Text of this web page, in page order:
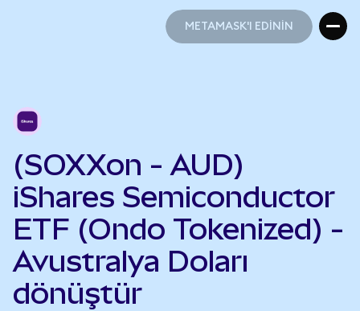
METAMASK'I EDİNİN
(SOXXon - AUD)
iShares Semiconductor
ETF (Ondo Tokenized) -
Avustralya Doları
dönüştür